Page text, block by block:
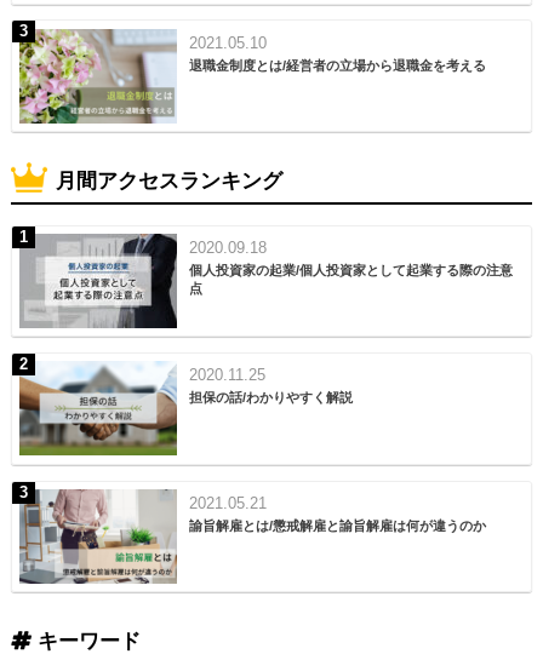
2021.05.10
退職金制度とは/経営者の立場から退職金を考える
月間アクセスランキング
2020.09.18
個人投資家の起業/個人投資家として起業する際の注意
点
2020.11.25
担保の話/わかりやすく解説
2021.05.21
諭旨解雇とは/懲戒解雇と諭旨解雇は何が違うのか
キーワード